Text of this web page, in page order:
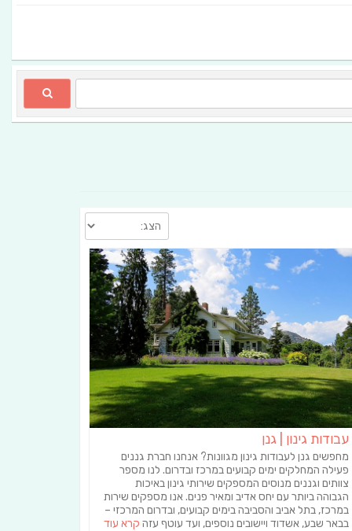
עבודות גינון | גנן
מחפשים גנן לעבודות גינון מגוונות? אנחנו חברת גננים
פעילה המחלקים ימים קבועים במרכז ובדרום. לנו מספר
צוותים וגננים מנוסים המספקים שירותי גינון באיכות
הגבוהה ביותר עם יחס אדיב ומאיר פנים. אנו מספקים שירות
במרכז, בתל אביב והסביבה בימים קבועים, ובדרום המרכזי –
בבאר שבע, אשדוד ויישובים נוספים, ועד עוטף עזה קרא עוד